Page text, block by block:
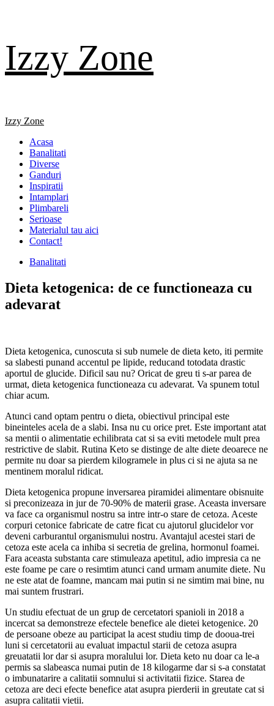
content
Izzy Zone
Primary
Izzy Zone
Acasa
Banalitati
Diverse
Ganduri
Inspiratii
Intamplari
Plimbareli
Serioase
Materialul tau aici
Contact!
Banalitati
Dieta ketogenica: de ce functioneaza cu
adevarat
Dieta ketogenica, cunoscuta si sub numele de dieta keto, iti permite
sa slabesti punand accentul pe lipide, reducand totodata drastic
aportul de glucide. Dificil sau nu? Oricat de greu ti s-ar parea de
urmat, dieta ketogenica functioneaza cu adevarat. Va spunem totul
chiar acum.
Atunci cand optam pentru o dieta, obiectivul principal este
bineinteles acela de a slabi. Insa nu cu orice pret. Este important atat
sa mentii o alimentatie echilibrata cat si sa eviti metodele mult prea
restrictive de slabit. Rutina Keto se distinge de alte diete deoarece ne
permite nu doar sa pierdem kilogramele in plus ci si ne ajuta sa ne
mentinem moralul ridicat.
Dieta ketogenica propune inversarea piramidei alimentare obisnuite
si preconizeaza in jur de 70-90% de materii grase. Aceasta inversare
va face ca organismul nostru sa intre intr-o stare de cetoza. Aceste
corpuri cetonice fabricate de catre ficat cu ajutorul glucidelor vor
deveni carburantul organismului nostru. Avantajul acestei stari de
cetoza este acela ca inhiba si secretia de grelina, hormonul foamei.
Fara aceasta substanta care stimuleaza apetitul, adio impresia ca ne
este foame pe care o resimtim atunci cand urmam anumite diete. Nu
ne este atat de foamne, mancam mai putin si ne simtim mai bine, nu
mai suntem frustrari.
Un studiu efectuat de un grup de cercetatori spanioli in 2018 a
incercat sa demonstreze efectele benefice ale dietei ketogenice. 20
de persoane obeze au participat la acest studiu timp de dooua-trei
luni si cercetatorii au evaluat impactul starii de cetoza asupra
greuatatii lor dar si asupra moralului lor. Dieta keto nu doar ca le-a
permis sa slabeasca numai putin de 18 kilogarme dar si s-a constatat
o imbunatarire a calitatii somnului si activitatii fizice. Starea de
cetoza are deci efecte benefice atat asupra pierderii in greutate cat si
asupra calitatii vietii.